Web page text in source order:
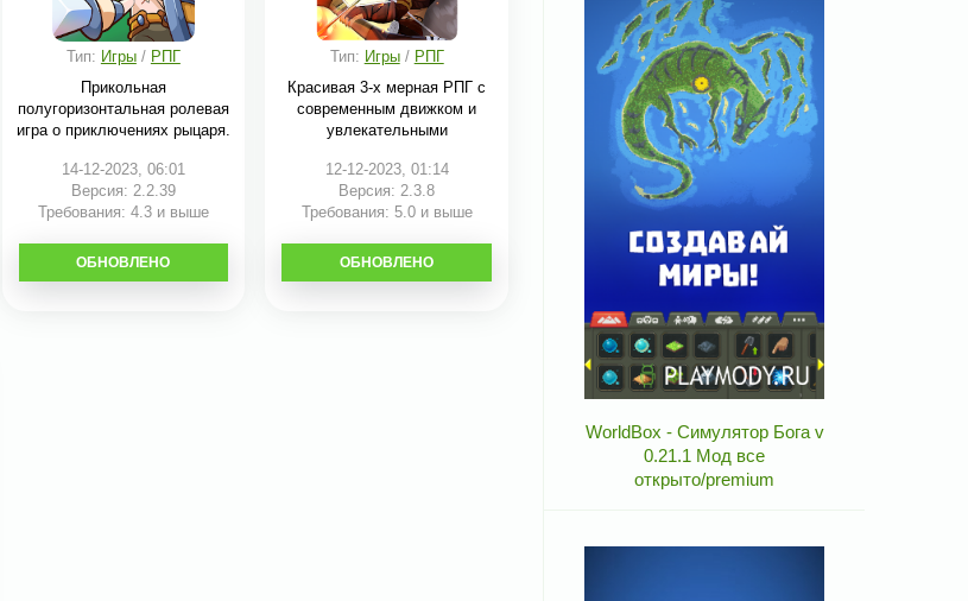
Тип: Игры/ РПГ
Прикольная
полугоризонтальная ролевая
игра о приключениях рыцаря.
14-12-2023, 06:01
Версия: 2.2.39
Требования: 4.3 и выше
СКАЧАТЬ
ОБНОВЛЕНО
Тип: Игры/ РПГ
Красивая 3-х мерная РПГ с
современным движком и
увлекательными
12-12-2023, 01:14
Версия: 2.3.8
Требования: 5.0 и выше
СКАЧАТЬ
ОБНОВЛЕНО
WorldBox - Симулятор Бога v
0.21.1 Мод все
открыто/premium